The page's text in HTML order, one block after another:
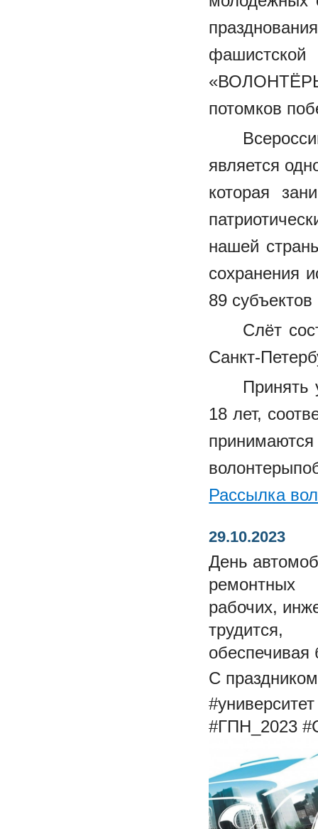
потомков
является
которая
нашей
сохранения
89
Слёт
Санкт-
Принять
18 лет,
Рассылка
29.10.2023
День
ремонтных
рабочих,
трудится,
обеспечивая
С
#университет
#ГПН_2023